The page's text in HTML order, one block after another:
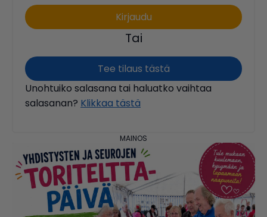
Tai
Tee tilaus tästä
Unohtuiko salasana tai haluatko vaihtaa
salasanan? Klikkaa tästä